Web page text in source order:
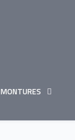
MONTURES